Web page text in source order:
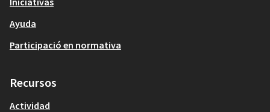
Ayuda
Participació en normativa
Recursos
Actividad